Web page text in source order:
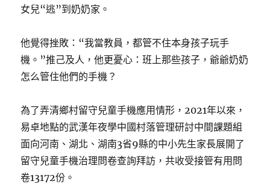
女兒“逃”到奶奶家。
他覺得挫敗：“我當教員，都管不住本身孩子玩手
機。”推己及人，他更憂心：班上那些孩子，爺爺奶奶
怎么管住他們的手機？
為了弄清鄉村留守兒童手機應用情形，2021年以來，
易卓地點的武漢年夜學中國村落管理研討中間課題組
面向河南、湖北、湖南3省9縣的中小先生家長展開了
留守兒童手機治理問卷查詢拜訪，共收受接管有用問
卷13172份。